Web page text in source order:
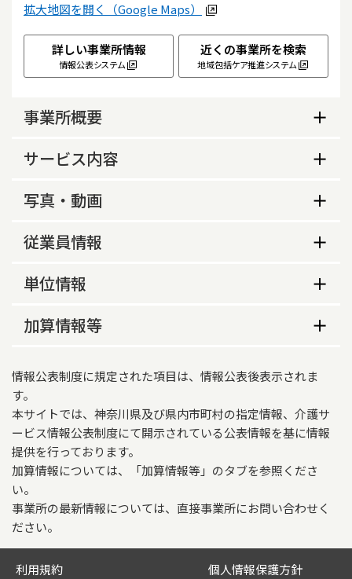
拡大地図を開く（Google Maps）
詳しい事業所情報
情報公表システム
近くの事業所を検索
地域包括ケア推進システム
事業所概要
事業所概要
あり
生活保護指定の有無
法人名
中野　紀夫
法人住所
〒252-0244
法人電話
042-778-2882
サービス内容
サービス内容
空床型
写真・動画
事業所の特色等
従業員情報
従業員数
単位情報
単位情報
加算情報等
2025年04月01日
施設等の区分
併設型・空床型ユニット型
夜間勤務条件基準
基準型
職員の欠員による減算の状況
情報公表制度に規定された項目は、情報公表後表示されま
す。
本サイトでは、神奈川県及び県内市町村の指定情報、介護サ
ービス情報公表制度にて開示されている公表情報を基に情報
提供を行っております。
加算情報については、「加算情報等」のタブを参照くださ
い。
事業所の最新情報については、直接事業所にお問い合わせく
ださい。
利用規約 個人情報保護方針